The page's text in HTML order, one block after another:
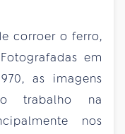
corroer o ferro,
em
as imagens
trabalho na
nos